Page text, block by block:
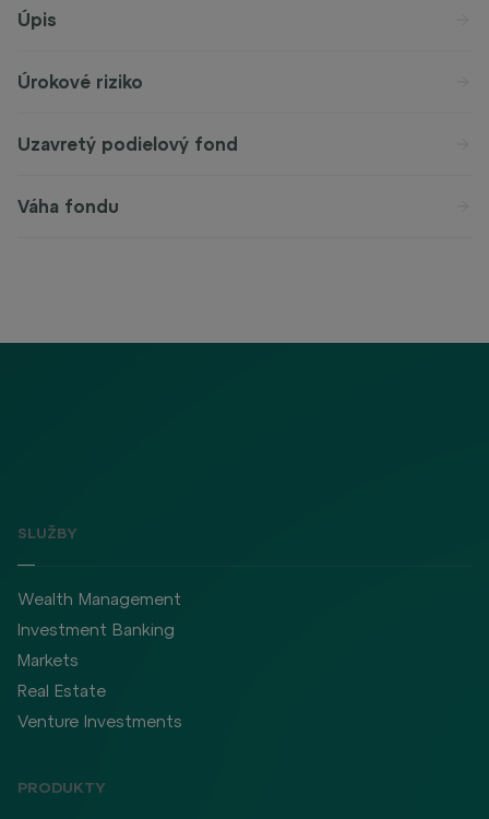
Úpis
Úrokové riziko
Uzavretý podielový fond
Váha fondu
SLUŽBY
Wealth Management
Investment Banking
Markets
Real Estate
Venture Investments
PRODUKTY